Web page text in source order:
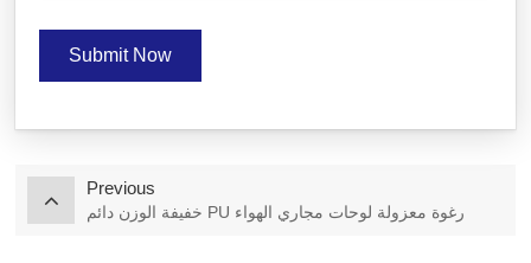
Submit Now
Previous
خفيفة الوزن دائم PU رغوة معزولة لوحات مجاري الهواء